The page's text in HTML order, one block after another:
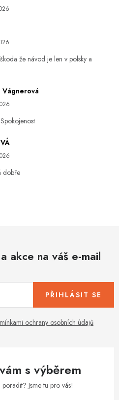
že návod je len v polsky a
Vágnerová
dobře
akce na váš e-mail
ochrany osobních údajů
PŘIHLÁSIT SE
s výběrem
Jsme tu pro vás!